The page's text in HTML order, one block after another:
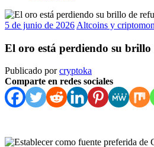
5 de junio de 2026 Altcoins y
El oro está perdiendo su
Publicado porcryptoka
Comparte en redes sociales